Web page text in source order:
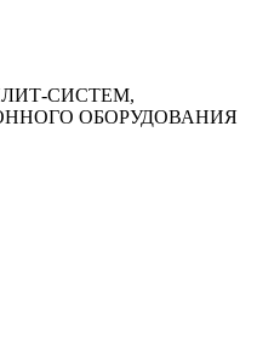
СИСТЕМ,
ОБОРУДОВАНИЯ